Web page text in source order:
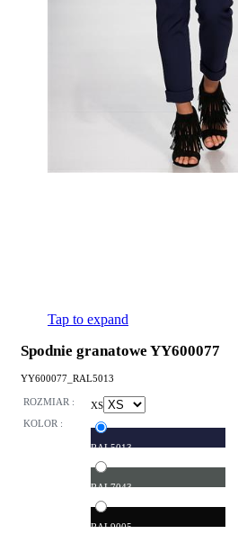
Tap to expand
Spodnie granatowe YY600077
YY600077_RAL5013
ROZMIAR : XS
KOLOR :
RAL5013
RAL7043
RAL9005